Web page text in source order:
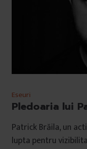
Eseuri
Pledoaria lui
Patrick Brăila, un
lupta pentru